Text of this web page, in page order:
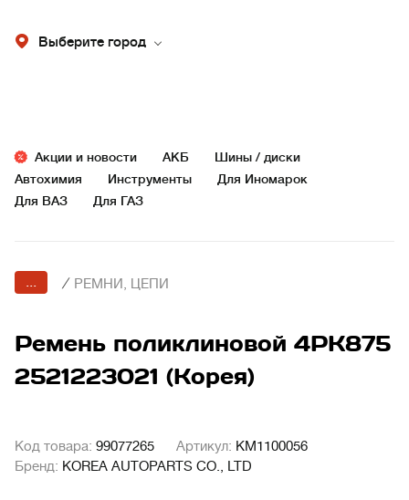
Выберите город
Акции и новости АКБ
Шины / диски
Автохимия
Инструменты
Для Иномарок
Для ВАЗ
Для ГАЗ
... / РЕМНИ, ЦЕПИ
Ремень поликлиновой 4PK875
2521223021 (Корея)
Код товара: 99077265 Артикул: KM1100056
Бренд: KOREA AUTOPARTS CO., LTD